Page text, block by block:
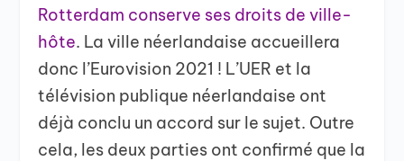
Rotterdam conserve ses droits de ville-
hôte. La ville néerlandaise accueillera
donc l’Eurovision 2021 ! L’UER et la
télévision publique néerlandaise ont
déjà conclu un accord sur le sujet. Outre
cela, les deux parties ont confirmé que la